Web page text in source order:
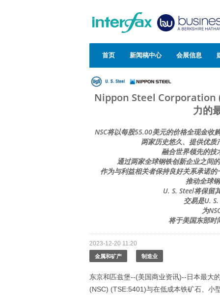
首页 新闻稿中心 会展信息
Nippon Steel Corporation
力的
NSC将以每股55.00美元的价格全现金收
两家历史悠久、提供优
融合世界领先的技
通过两家全球钢铁创新企业之间
作为与利益相关者保持良好关系承诺
推动全球
U. S. Steel将保留
交易是U.
为
将于美国东部时
2023-12-20 11:20
金属和矿产 制造业
东京和匹兹堡--(美国商业资讯)--日本最大
(NSC) (TSE:5401)与在低成本铁矿石、小